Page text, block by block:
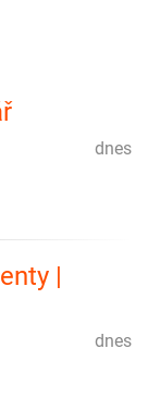
dnes
|
dnes